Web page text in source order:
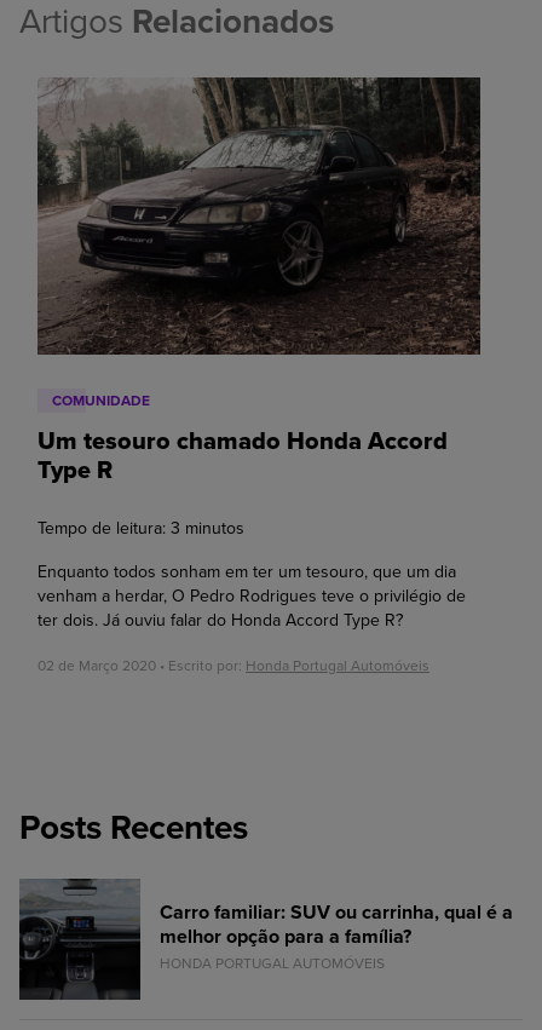
Artigos Relacionados
COMUNIDADE
Um tesouro chamado Honda Accord
Type R
Tempo de leitura: 3 minutos
Enquanto todos sonham em ter um tesouro, que um dia
venham a herdar, O Pedro Rodrigues teve o privilégio de
ter dois. Já ouviu falar do Honda Accord Type R?
02 de Março 2020 • Escrito por: Honda Portugal Automóveis
Posts Recentes
Carro familiar: SUV ou carrinha, qual é a
melhor opção para a família?
HONDA PORTUGAL AUTOMÓVEIS